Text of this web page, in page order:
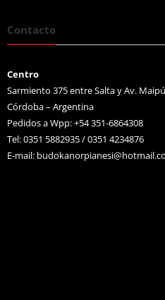
Contacto
Centro
Sarmiento 375 entre Salta y Av. Maipú
Córdoba – Argentina
Pedidos a Wpp: +54 351-6864308
Tel: 0351 5882935 / 0351 4234876
E-mail: